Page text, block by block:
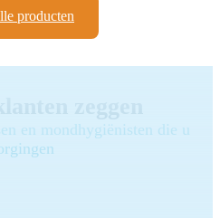
producten
en mondhygiënisten die u